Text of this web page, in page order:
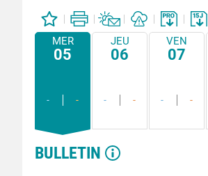
MER
05
- -
JEU
06
- -
VEN
07
- -
BULLETIN